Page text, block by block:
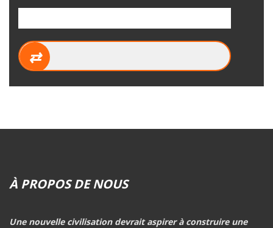
⇄
À PROPOS DE NOUS
Une nouvelle civilisation devrait aspirer à construire une